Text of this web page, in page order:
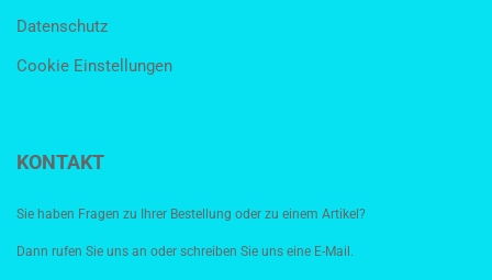
Datenschutz
Cookie Einstellungen
KONTAKT
Sie haben Fragen zu Ihrer Bestellung oder zu einem Artikel?
Dann rufen Sie uns an oder schreiben Sie uns eine E-Mail.